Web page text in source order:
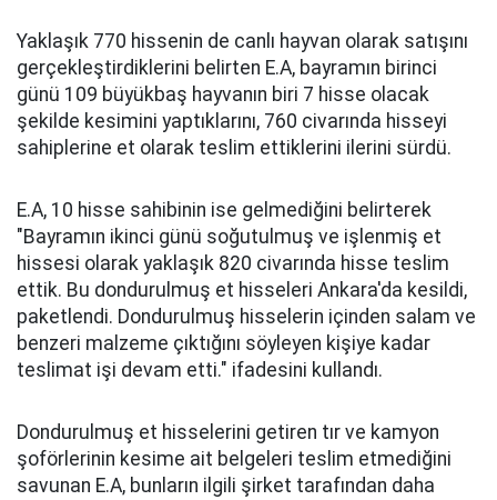
Yaklaşık 770 hissenin de canlı hayvan olarak satışını
gerçekleştirdiklerini belirten E.A, bayramın birinci
günü 109 büyükbaş hayvanın biri 7 hisse olacak
şekilde kesimini yaptıklarını, 760 civarında hisseyi
sahiplerine et olarak teslim ettiklerini ilerini sürdü.
E.A, 10 hisse sahibinin ise gelmediğini belirterek
"Bayramın ikinci günü soğutulmuş ve işlenmiş et
hissesi olarak yaklaşık 820 civarında hisse teslim
ettik. Bu dondurulmuş et hisseleri Ankara'da kesildi,
paketlendi. Dondurulmuş hisselerin içinden salam ve
benzeri malzeme çıktığını söyleyen kişiye kadar
teslimat işi devam etti." ifadesini kullandı.
Dondurulmuş et hisselerini getiren tır ve kamyon
şoförlerinin kesime ait belgeleri teslim etmediğini
savunan E.A, bunların ilgili şirket tarafından daha